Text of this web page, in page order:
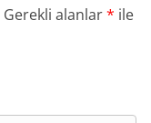
Gerekli alanlar* ile